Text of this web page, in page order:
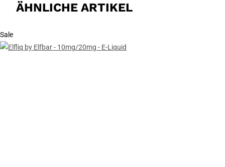
ÄHNLICHE ARTIKEL
Sale